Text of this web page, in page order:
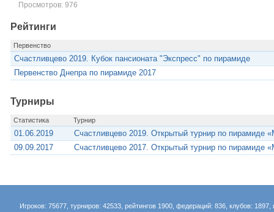
Просмотров: 976
Рейтинги
Первенство
Счастливцево 2019. Кубок пансионата "Экспресс" по пирамиде
Первенство Днепра по пирамиде 2017
Турниры
Статистика Турнир
01.06.2019
Счастливцево 2019. Открытый турнир по пирамиде
09.09.2017
Счастливцево 2017. Открытый турнир по пирамиде
Игроков: 75677, турниров: 42533, рейтингов 1900, федераций: 836, клубов: